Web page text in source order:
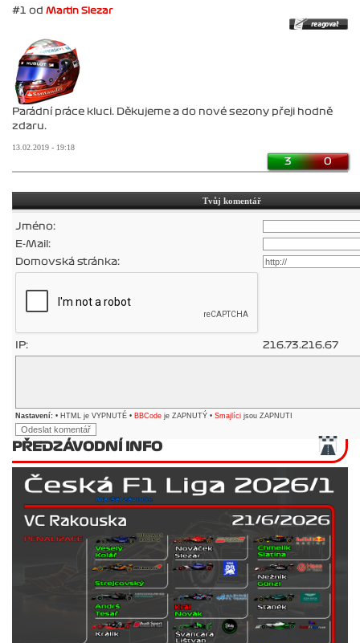
#1 od Martin Slezar
Parádní práce kluci. Děkujeme a do nové sezony přeji hodně
zdaru.
13.02.2019 - 19:18
3 0
Tvůj komentář
Jméno:
E-Mail:
Domovská stránka:
IP: 216.73.216.67
Nastavení: • HTML je VYPNUTÉ • BBCode je ZAPNUTÝ • Smajlíci jsou ZAPNUTI
PŘEDZÁVODNÍ INFO